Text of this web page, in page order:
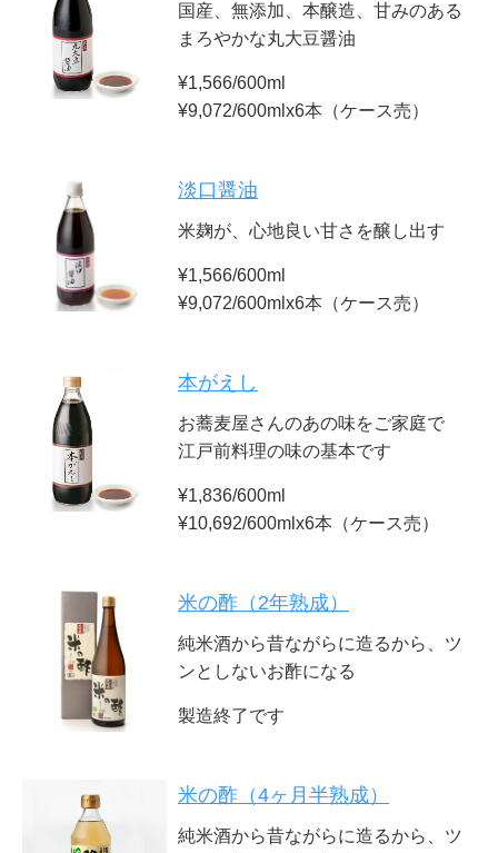
国産、無添加、本醸造、甘みのある
まろやかな丸大豆醤油
¥1,566/600ml
¥9,072/600mlx6本（ケース売）
淡口醤油
米麹が、心地良い甘さを醸し出す
¥1,566/600ml
¥9,072/600mlx6本（ケース売）
本がえし
お蕎麦屋さんのあの味をご家庭で
江戸前料理の味の基本です
¥1,836/600ml
¥10,692/600mlx6本（ケース売）
米の酢（2年熟成）
純米酒から昔ながらに造るから、ツ
ンとしないお酢になる
製造終了です
米の酢（4ヶ月半熟成）
純米酒から昔ながらに造るから、ツ